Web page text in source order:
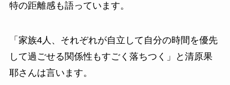
特の距離感も語っています。
「家族4人、それぞれが自立して自分の時間を優先
して過ごせる関係性もすごく落ちつく」と清原果
耶さんは言います。